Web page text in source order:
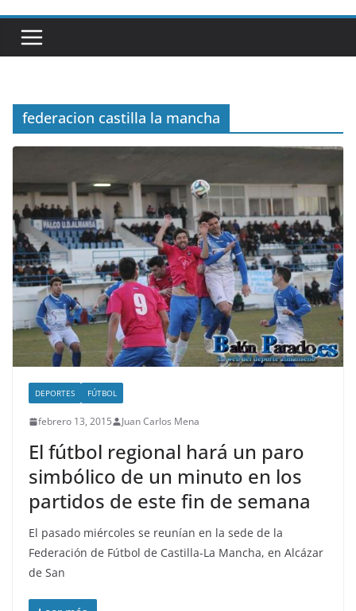
federacion castilla la mancha
DEPORTES FÚTBOL
febrero 13, 2015 Juan Carlos Mena
El fútbol regional hará un paro
simbólico de un minuto en los
partidos de este fin de semana
El pasado miércoles se reunían en la sede de la
Federación de Fútbol de Castilla-La Mancha, en Alcázar
de San